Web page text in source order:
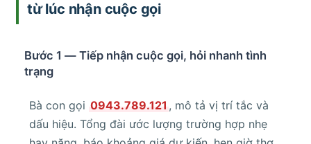
từ lúc nhận cuộc gọi
Bước 1 — Tiếp nhận cuộc gọi, hỏi nhanh tình
trạng
Bà con gọi 0943.789.121 , mô tả vị trí tắc và
dấu hiệu. Tổng đài ước lượng trường hợp nhẹ